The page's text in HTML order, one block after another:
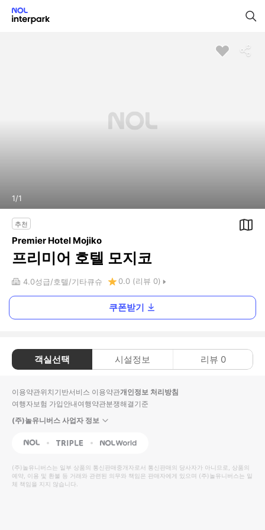
1/1
추천
Premier Hotel Mojiko
프리미어 호텔 모지코
4.0성급 호텔 기타큐슈 0.0 (리뷰 0)
쿠폰받기
객실선택 시설정보 리뷰 0
이용약관위치기반서비스 이용약관개인정보 처리방침
여행자보험 가입안내여행약관분쟁해결기준
(주)놀유니버스 사업자 정보
NOL Triple Interpark Global
(주)놀유니버스는 일부 상품의 통신판매중개자로서 통신판매의 당사자가 아니므로, 상품의
예약, 이용 및 환불 등 거래와 관련된 의무와 책임은 판매자에게 있으며 (주)놀유니버스는 일
체 책임을 지지 않습니다.